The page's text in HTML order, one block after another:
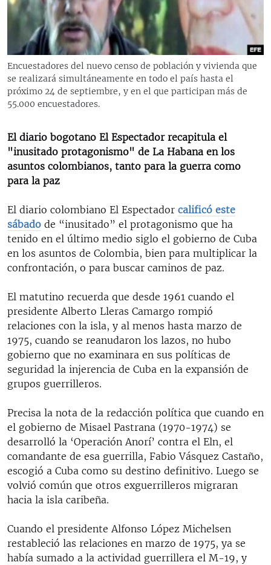
RADIO MARTÍ
ESPECIALES
ESPECIALES
LA REALIDAD DE LA VIVIENDA EN CUBA
SER VIEJO EN CUBA
LOS SANTOS DE HIALEAH
DESINFORMACIÓN RUSA EN AMÉRICA LATINA
LA INVASIÓN DE RUSIA A UCRANIA
MULTIMEDIA
EDITORIALES
SÍGUENOS
Encuestadores del nuevo censo de población y vivienda que
se realizará simultáneamente en todo el país hasta el
próximo 24 de septiembre, y en el que participan más de
55.000 encuestadores.
El diario bogotano El Espectador recapitula el
"inusitado protagonismo" de La Habana en los
asuntos colombianos, tanto para la guerra como
para la paz
El diario colombiano El Espectador calificó este
sábado de “inusitado” el protagonismo que ha
tenido en el último medio siglo el gobierno de Cuba
en los asuntos de Colombia, bien para multiplicar la
confrontación, o para buscar caminos de paz.
El matutino recuerda que desde 1961 cuando el
presidente Alberto Lleras Camargo rompió
relaciones con la isla, y al menos hasta marzo de
1975, cuando se reanudaron los lazos, no hubo
gobierno que no examinara en sus políticas de
seguridad la injerencia de Cuba en la expansión de
grupos guerrilleros.
Precisa la nota de la redacción política que cuando en
el gobierno de Misael Pastrana (1970-1974) se
desarrolló la ‘Operación Anorí’ contra el Eln, el
comandante de esa guerrilla, Fabio Vásquez Castaño,
escogió a Cuba como su destino definitivo. Luego se
volvió común que otros exguerrilleros migraran
hacia la isla caribeña.
Cuando el presidente Alfonso López Michelsen
restableció las relaciones en marzo de 1975, ya se
había sumado a la actividad guerrillera el M-19, y